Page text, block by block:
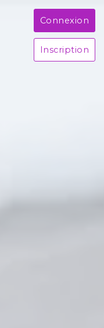
Connexion
Inscription